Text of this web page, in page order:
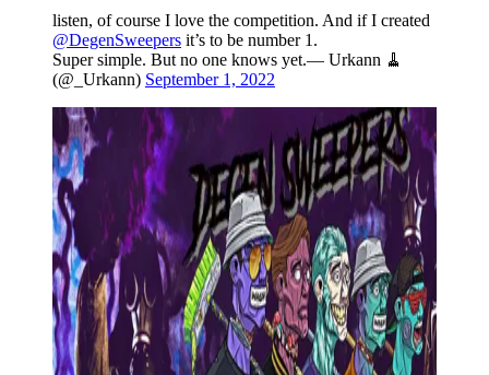
listen, of course I love the competition. And if I created
@DegenSweepers it’s to be number 1.
Super simple. But no one knows yet.— Urkann 🧹
(@_Urkann) September 1, 2022